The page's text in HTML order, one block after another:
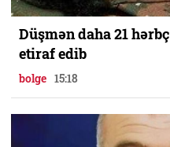
Düşmən daha 21
etiraf edib
bolge 15:18